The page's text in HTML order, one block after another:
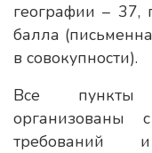
географии –
балла
в совокупности).
Все пункты
организованы
требований